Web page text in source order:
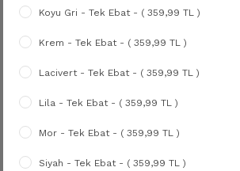
Koyu Gri - Tek Ebat - ( 359,99 TL )
Krem - Tek Ebat - ( 359,99 TL )
Lacivert - Tek Ebat - ( 359,99 TL )
Lila - Tek Ebat - ( 359,99 TL )
Mor - Tek Ebat - ( 359,99 TL )
Siyah - Tek Ebat - ( 359,99 TL )